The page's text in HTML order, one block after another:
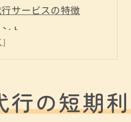
サービスの特徴
ト
術
る問題
らす利便性
行の短期